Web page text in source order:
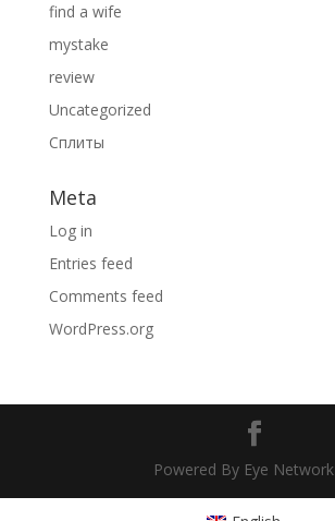
find a wife
mystake
review
Uncategorized
Сплиты
Meta
Log in
Entries feed
Comments feed
WordPress.org
Powered By Eye Network